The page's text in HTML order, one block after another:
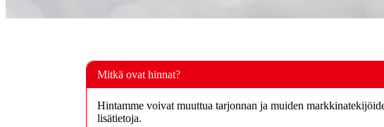
Mitkä ovat hinnat?
Hintamme voivat muuttua tarjonnan ja muiden
lisätietoja.